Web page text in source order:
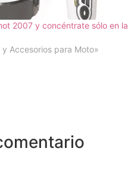
2007 y concéntrate sólo en la
y Accesorios para Moto»